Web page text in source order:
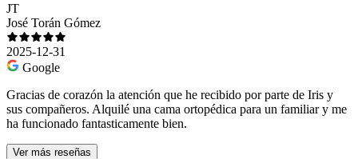
JT
José Torán Gómez
2025-12-31
Google
Gracias de corazón la atención que he recibido por parte de Iris y
sus compañeros. Alquilé una cama ortopédica para un familiar y me
ha funcionado fantasticamente bien.
Ver más reseñas